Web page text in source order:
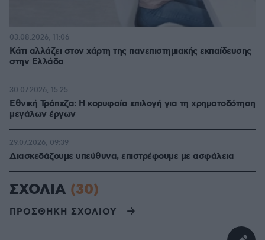
Κάτι αλλάζει στον χάρτη της πανεπιστημιακής εκπαίδευσης
στην Ελλάδα
03.08.2026, 11:06
Εθνική Τράπεζα: Η κορυφαία επιλογή για τη χρηματοδότηση
μεγάλων έργων
30.07.2026, 15:25
Διασκεδάζουμε υπεύθυνα, επιστρέφουμε με ασφάλεια
29.07.2026, 09:39
ΣΧΟΛΙΑ (30)
ΠΡΟΣΘΗΚΗ ΣΧΟΛΙΟΥ